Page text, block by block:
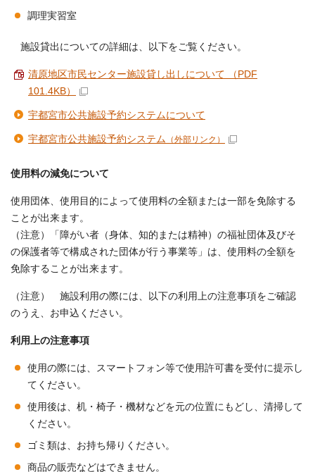
調理実習室
施設貸出についての詳細は、以下をご覧ください。
清原地区市民センター施設貸し出しについて （PDF
101.4KB）
宇都宮市公共施設予約システムについて
宇都宮市公共施設予約システム （外部リンク）
使用料の減免について
使用団体、使用目的によって使用料の全額または一部を免除する
ことが出来ます。
（注意）「障がい者（身体、知的または精神）の福祉団体及びそ
の保護者等で構成された団体が行う事業等」は、使用料の全額を
免除することが出来ます。
（注意） 施設利用の際には、以下の利用上の注意事項をご確認
のうえ、お申込ください。
利用上の注意事項
使用の際には、スマートフォン等で使用許可書を受付に提示し
てください。
使用後は、机・椅子・機材などを元の位置にもどし、清掃して
ください。
ゴミ類は、お持ち帰りください。
商品の販売などはできません。